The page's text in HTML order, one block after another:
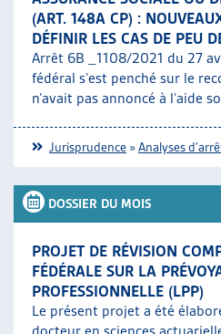
(ART. 148A CP) :
DÉFINIR LES CAS DE PEU
Arrêt 6B _1108/2021 du 27
fédéral s’est penché sur le
n’avait pas annoncé à l’aide
Jurisprudence »Analyses
DOSSIER DU MOIS
PROJET DE RÉVISION
FÉDÉRALE SUR LA
PROFESSIONNELLE (LPP)
Le présent projet a été
docteur en sciences